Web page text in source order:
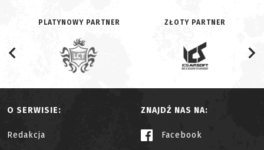
PLATYNOWY PARTNER ZŁOTY PARTNER
O SERWISIE:
Redakcja
ZNAJDŹ NAS NA:
Facebook